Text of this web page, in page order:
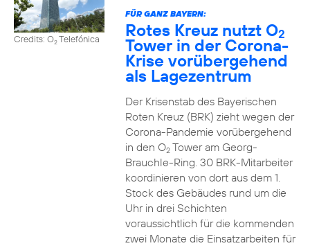
Credits: O2Telefónica
FÜR GANZ BAYERN:
Rotes Kreuz nutzt O2
Tower in der Corona-
Krise vorübergehend
als Lagezentrum
Der Krisenstab des Bayerischen
Roten Kreuz (BRK) zieht wegen der
Corona-Pandemie vorübergehend
in den O2Tower am Georg-
Brauchle-Ring. 30 BRK-Mitarbeiter
koordinieren von dort aus dem 1.
Stock des Gebäudes rund um die
Uhr in drei Schichten
voraussichtlich für die kommenden
zwei Monate die Einsatzarbeiten für